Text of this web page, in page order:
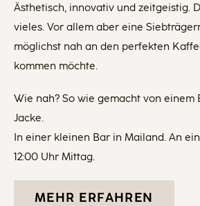
Ästhetisch, innovativ und zeitgeistig.
vieles. Vor allem aber eine
möglichst nah an den perfekten
kommen möchte.
Wie nah? So wie gemacht von einem
Jacke.
In einer kleinen Bar in Mailand. An
12:00 Uhr Mittag.
MEHR ERFAHREN